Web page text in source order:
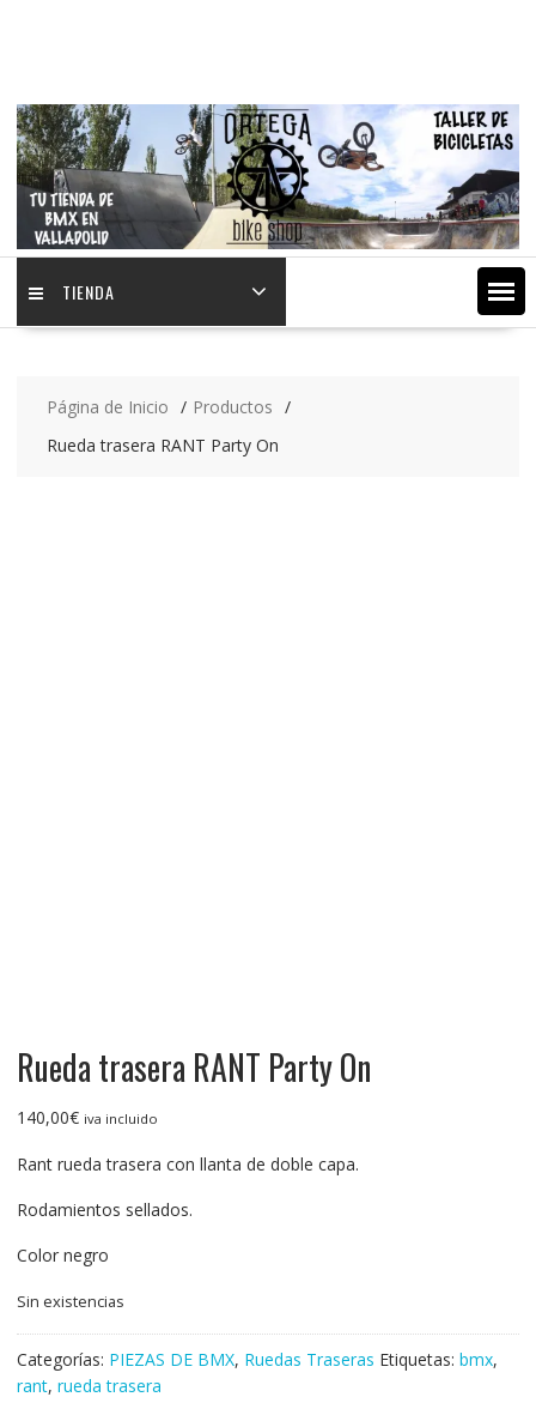
TIENDA
Página de Inicio
Productos
Rueda trasera RANT Party On
Rueda trasera RANT Party On
140,00€ iva incluido
Rant rueda trasera con llanta de doble capa.
Rodamientos sellados.
Color negro
Sin existencias
Categorías: PIEZAS DE BMX, Ruedas Traseras Etiquetas: bmx,
rant, rueda trasera